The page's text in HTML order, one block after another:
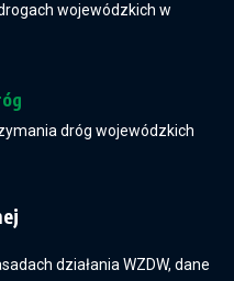
wojewódzkich w
dróg wojewódzkich
działania WZDW, dane